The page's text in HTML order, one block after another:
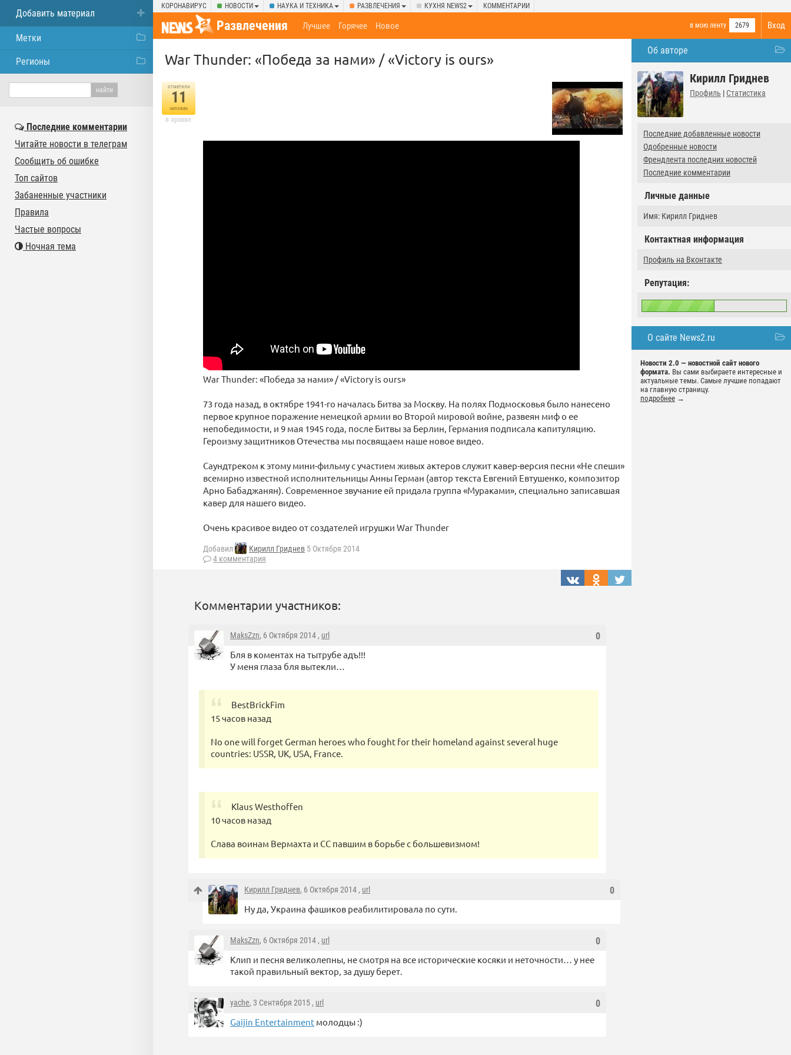
КОРОНАВИРУС НОВОСТИ НАУКА И ТЕХНИКА РАЗВЛЕЧЕНИЯ КУХНЯ NEWS2 КОММЕНТАРИИ
Вход
Развлечения в мою ленту 2679
Лучшее Горячее Новое
Об авторе
Кирилл Гриднев
Профиль | Статистика
Последние добавленные новости
Одобренные новости
Френдлента последних новостей
Последние комментарии
Личные данные
Имя: Кирилл Гриднев
Контактная информация
Профиль на Вконтакте
Репутация:
О сайте News2.ru
Новости 2.0 — новостной сайт нового
формата. Вы сами выбираете интересные и
актуальные темы. Самые лучшие попадают
на главную страницу.
подробнее →
War Thunder: «Победа за нами» / «Victory is ours»
отметили
11
человек
в архиве
War Thunder: «Победа за нами» / «Victory is ours»
73 года назад, в октябре 1941-го началась Битва за Москву. На полях Подмосковья было нанесено
первое крупное поражение немецкой армии во Второй мировой войне, развеян миф о ее
непобедимости, и 9 мая 1945 года, после Битвы за Берлин, Германия подписала капитуляцию.
Героизму защитников Отечества мы посвящаем наше новое видео.
Саундтреком к этому мини-фильму с участием живых актеров служит кавер-версия песни «Не спеши»
всемирно известной исполнительницы Анны Герман (автор текста Евгений Евтушенко, композитор
Арно Бабаджанян). Современное звучание ей придала группа «Мураками», специально записавшая
кавер для нашего видео.
Очень красивое видео от создателей игрушки War Thunder
Добавил Кирилл Гриднев 5 Октября 2014
4 комментария
Комментарии участников:
0
MaksZzn, 6 Октября 2014 , url
Бля в коментах на тытрубе адъ!!!
У меня глаза бля вытекли…
BestBrickFim
15 часов назад
No one will forget German heroes who fought for their homeland against several huge
countries: USSR, UK, USA, France.
Klaus Westhoffen
10 часов назад
Слава воинам Вермахта и СС павшим в борьбе с большевизмом!
0
Кирилл Гриднев, 6 Октября 2014 , url
Ну да, Украина фашиков реабилитировала по сути.
0
MaksZzn, 6 Октября 2014 , url
Клип и песня великолепны, не смотря на все исторические косяки и неточности… у нее
такой правильный вектор, за душу берет.
0
yache, 3 Сентября 2015 , url
Gaijin Entertainment молодцы :)
Добавить материал
Метки
Регионы
Последние комментарии
Читайте новости в телеграм
Сообщить об ошибке
Топ сайтов
Забаненные участники
Правила
Частые вопросы
Ночная тема